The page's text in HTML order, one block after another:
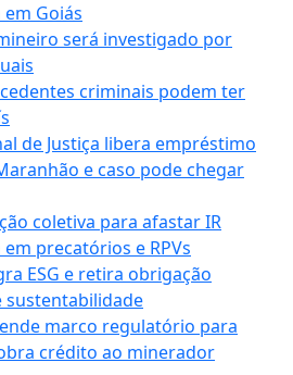
Goiás
será investigado por
criminais podem ter
de Justiça libera empréstimo
e caso pode chegar
coletiva para afastar IR
precatórios e RPVs
ESG e retira obrigação
marco regulatório para
crédito ao minerador